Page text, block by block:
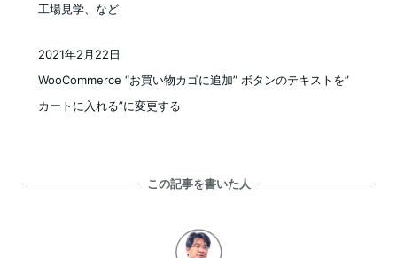
工場見学、など
WooCommerce “お買い物カゴに追加” ボタンのテキストを”
カートに入れる”に変更する
2021年2月22日
この記事を書いた人